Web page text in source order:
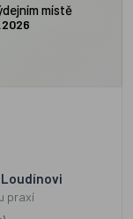
místě
Loudínovi
praxí